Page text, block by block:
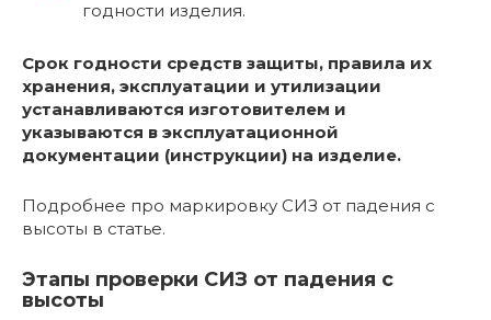
годности изделия.
Срок годности средств защиты, правила их
хранения, эксплуатации и утилизации
устанавливаются изготовителем и
указываются в эксплуатационной
документации (инструкции) на изделие.
Подробнее про маркировку СИЗ от падения с
высоты в статье.
Этапы проверки СИЗ от падения с
высоты